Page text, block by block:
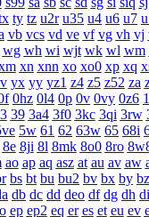
ty tz u2r u35 u4 u6 u7
vb vcs vd ve vf vg vh vj
wg wh wi wjt wk wl wm
xn xnn xo xo0 xp xq
yx yy yz1 z4 z5 z52 za
0hz 0l4 0p 0v 0vy 0z6
39 3a4 3f0 3kc 3qi 3rw
5w 61 62 63w 65 68i
8e 8ji 8l 8mk 8o0 8ro
ao ap aq asz at au av aw
bs bt bu bu2 bv bx by bz
db dc dd deo df dg dh di
ep ep2 eq er es et eu ev